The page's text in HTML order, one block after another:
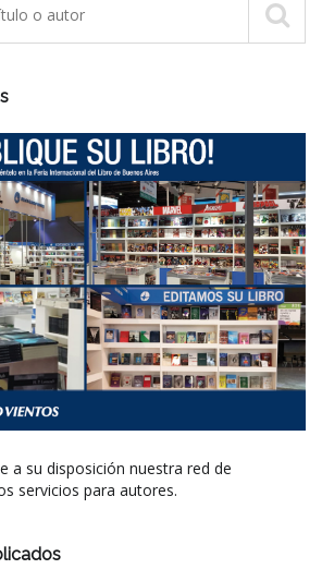
a su disposición nuestra red de
servicios para autores.